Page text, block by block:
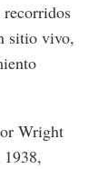
sitio vivo,
Wright